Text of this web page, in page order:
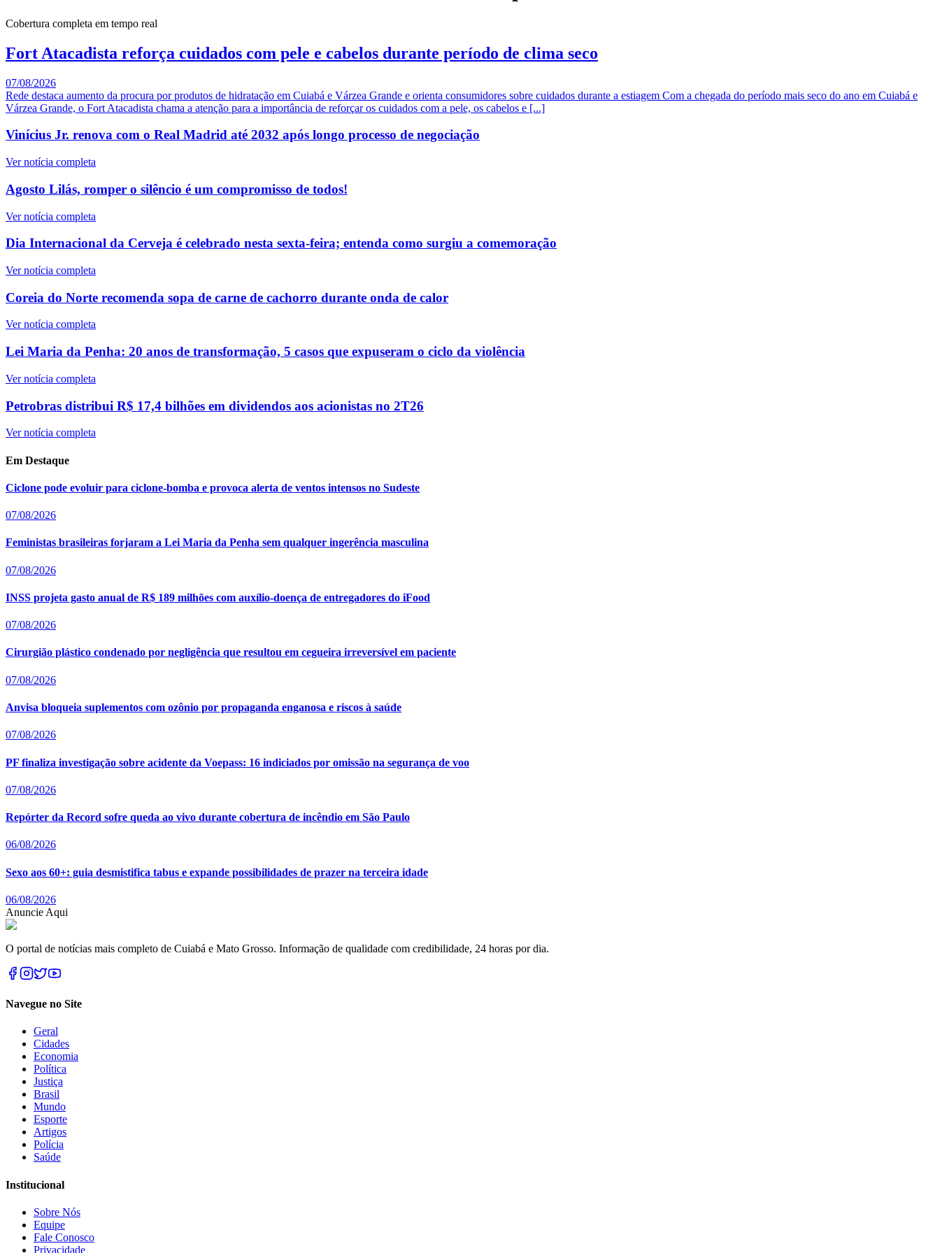
Cobertura completa em tempo real
Fort Atacadista reforça cuidados com pele e cabelos durante período de clima seco
07/08/2026
Rede destaca aumento da procura por produtos de hidratação em Cuiabá e Várzea Grande e orienta consumidores sobre cuidados durante a estiagem Com a chegada do período mais seco do ano em Cuiabá e
Várzea Grande, o Fort Atacadista chama a atenção para a importância de reforçar os cuidados com a pele, os cabelos e [...]
Vinícius Jr. renova com o Real Madrid até 2032 após longo processo de negociação
Ver notícia completa
Agosto Lilás, romper o silêncio é um compromisso de todos!
Ver notícia completa
Dia Internacional da Cerveja é celebrado nesta sexta-feira; entenda como surgiu a comemoração
Ver notícia completa
Coreia do Norte recomenda sopa de carne de cachorro durante onda de calor
Ver notícia completa
Lei Maria da Penha: 20 anos de transformação, 5 casos que expuseram o ciclo da violência
Ver notícia completa
Petrobras distribui R$ 17,4 bilhões em dividendos aos acionistas no 2T26
Ver notícia completa
Em Destaque
Ciclone pode evoluir para ciclone-bomba e provoca alerta de ventos intensos no Sudeste
07/08/2026
Feministas brasileiras forjaram a Lei Maria da Penha sem qualquer ingerência masculina
07/08/2026
INSS projeta gasto anual de R$ 189 milhões com auxílio-doença de entregadores do iFood
07/08/2026
Cirurgião plástico condenado por negligência que resultou em cegueira irreversível em paciente
07/08/2026
Anvisa bloqueia suplementos com ozônio por propaganda enganosa e riscos à saúde
07/08/2026
PF finaliza investigação sobre acidente da Voepass: 16 indiciados por omissão na segurança de voo
07/08/2026
Repórter da Record sofre queda ao vivo durante cobertura de incêndio em São Paulo
06/08/2026
Sexo aos 60+: guia desmistifica tabus e expande possibilidades de prazer na terceira idade
06/08/2026
Anuncie Aqui
O portal de notícias mais completo de Cuiabá e Mato Grosso. Informação de qualidade com credibilidade, 24 horas por dia.
Navegue no Site
Geral
Cidades
Economia
Política
Justiça
Brasil
Mundo
Esporte
Artigos
Polícia
Saúde
Institucional
Sobre Nós
Equipe
Fale Conosco
Privacidade